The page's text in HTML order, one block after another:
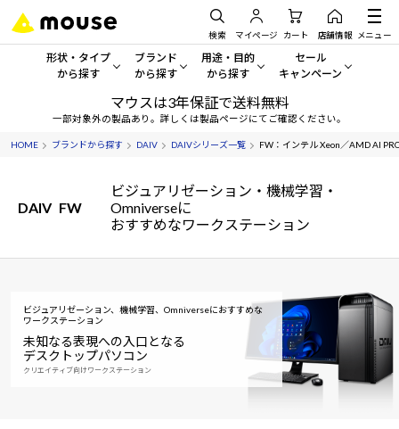
検索 マイページ カート 店舗情報 メニュー
形状・タイプ
から探す
形状・タイプから探す をすべてみる
デスクトップPC
ワークステーション
ディスプレイ
ブランド
から探す
mouse
G TUNE
NEXTGEAR
Windows 11
用途・目的
から探す
一般向けパソコン
ゲーミングPC・ゲーム向けパソコン
クリエイティブ向け
スペック/パーツ別
AIおすすめパソコン
セール
キャンペーン
セール・キャンペー
期間限定セール
すべて新品の旧モデル製品
Windows 11 |Copilot+ PC
マウスは3年保証で送料無料
一部対象外の製品あり。詳しくは製品ページにてご確認ください。
HOME ブランドから探す DAIV DAIVシリーズ一覧 FW：インテル Xeon／AMD AI
DAIV FW
ビジュアリゼーション・機械学習・
Omniverseに
おすすめなワークステーション
ビジュアリゼーション、機械学習、Omniverseにおすすめな
ワークステーション
未知なる表現への入口となる
デスクトップパソコン
クリエイティブ向けワークステーション